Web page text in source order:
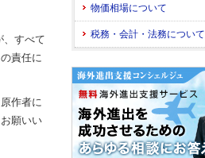
、すべて
責任に
作者に
願いい
物価相場について
税務・会計・法務について